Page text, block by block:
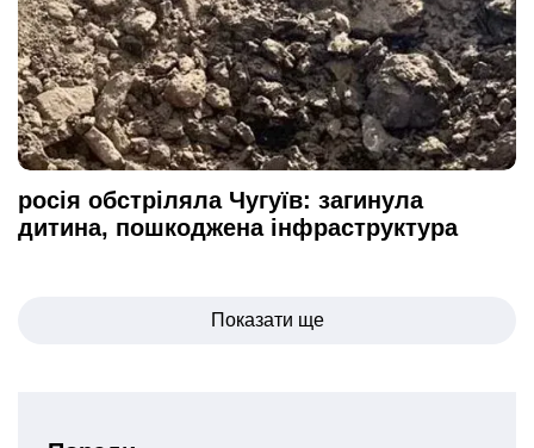
росія обстріляла Чугуїв: загинула
дитина, пошкоджена інфраструктура
Показати ще